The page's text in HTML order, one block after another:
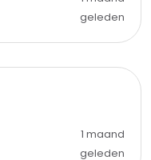
geleden
1 maand
geleden